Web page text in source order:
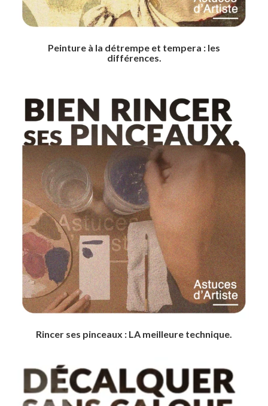
Peinture à la détrempe et tempera : les
différences.
Rincer ses pinceaux : LA meilleure technique.